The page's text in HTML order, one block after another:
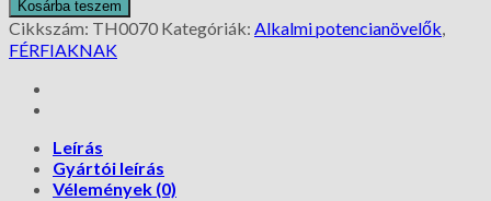
Kosárba teszem
Cikkszám: TH0070 Kategóriák: Alkalmi potencianövelők,
FÉRFIAKNAK
Leírás
Gyártói leírás
Vélemények (0)